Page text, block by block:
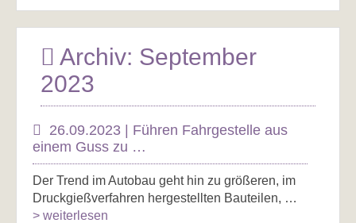
Archiv: September
2023
26.09.2023 | Führen Fahrgestelle aus
einem Guss zu …
Der Trend im Autobau geht hin zu größeren, im
Druckgießverfahren hergestellten Bauteilen, …
> weiterlesen